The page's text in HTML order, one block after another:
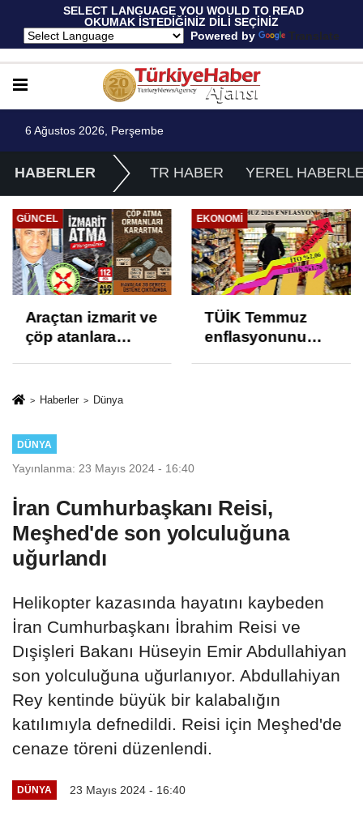
SELECT LANGUAGE YOU WOULD TO READ
OKUMAK İSTEDİĞİNİZ DİLİ SEÇİNİZ
Powered by
Translate
6 Ağustos 2026, Perşembe
HABERLER TR HABER YEREL
GÜNCEL
Araçtan izmarit ve
çöp atanlara
izmariti
EKONOMI
TÜİK Temmuz
enflasyonunu
Haberler Dünya
DÜNYA
Yayınlanma: 23 Mayıs 2024 - 16:40
İran Cumhurbaşkanı Reisi,
Meşhed'de son yolculuğuna
uğurlandı
Helikopter kazasında hayatını kaybeden
İran Cumhurbaşkanı İbrahim Reisi ve
Dışişleri Bakanı Hüseyin Emir Abdullahiyan
son yolculuğuna uğurlanıyor. Abdullahiyan
Rey kentinde büyük bir kalabalığın
katılımıyla defnedildi. Reisi için Meşhed'de
cenaze töreni düzenlendi.
DÜNYA 23 Mayıs 2024 - 16:40